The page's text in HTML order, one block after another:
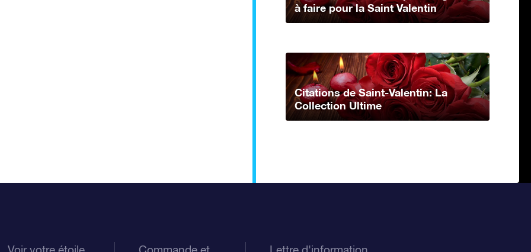
à faire pour la Saint Valentin
Citations de Saint-Valentin: La
Collection Ultime